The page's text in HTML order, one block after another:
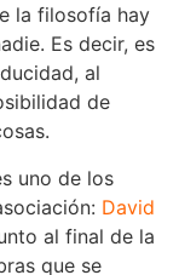
la filosofía hay
Es decir, es
al
de
uno de los
David
al final de la
que se